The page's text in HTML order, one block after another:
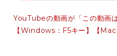
YouTubeの動画が「この動画
【Windows：F5キー】【